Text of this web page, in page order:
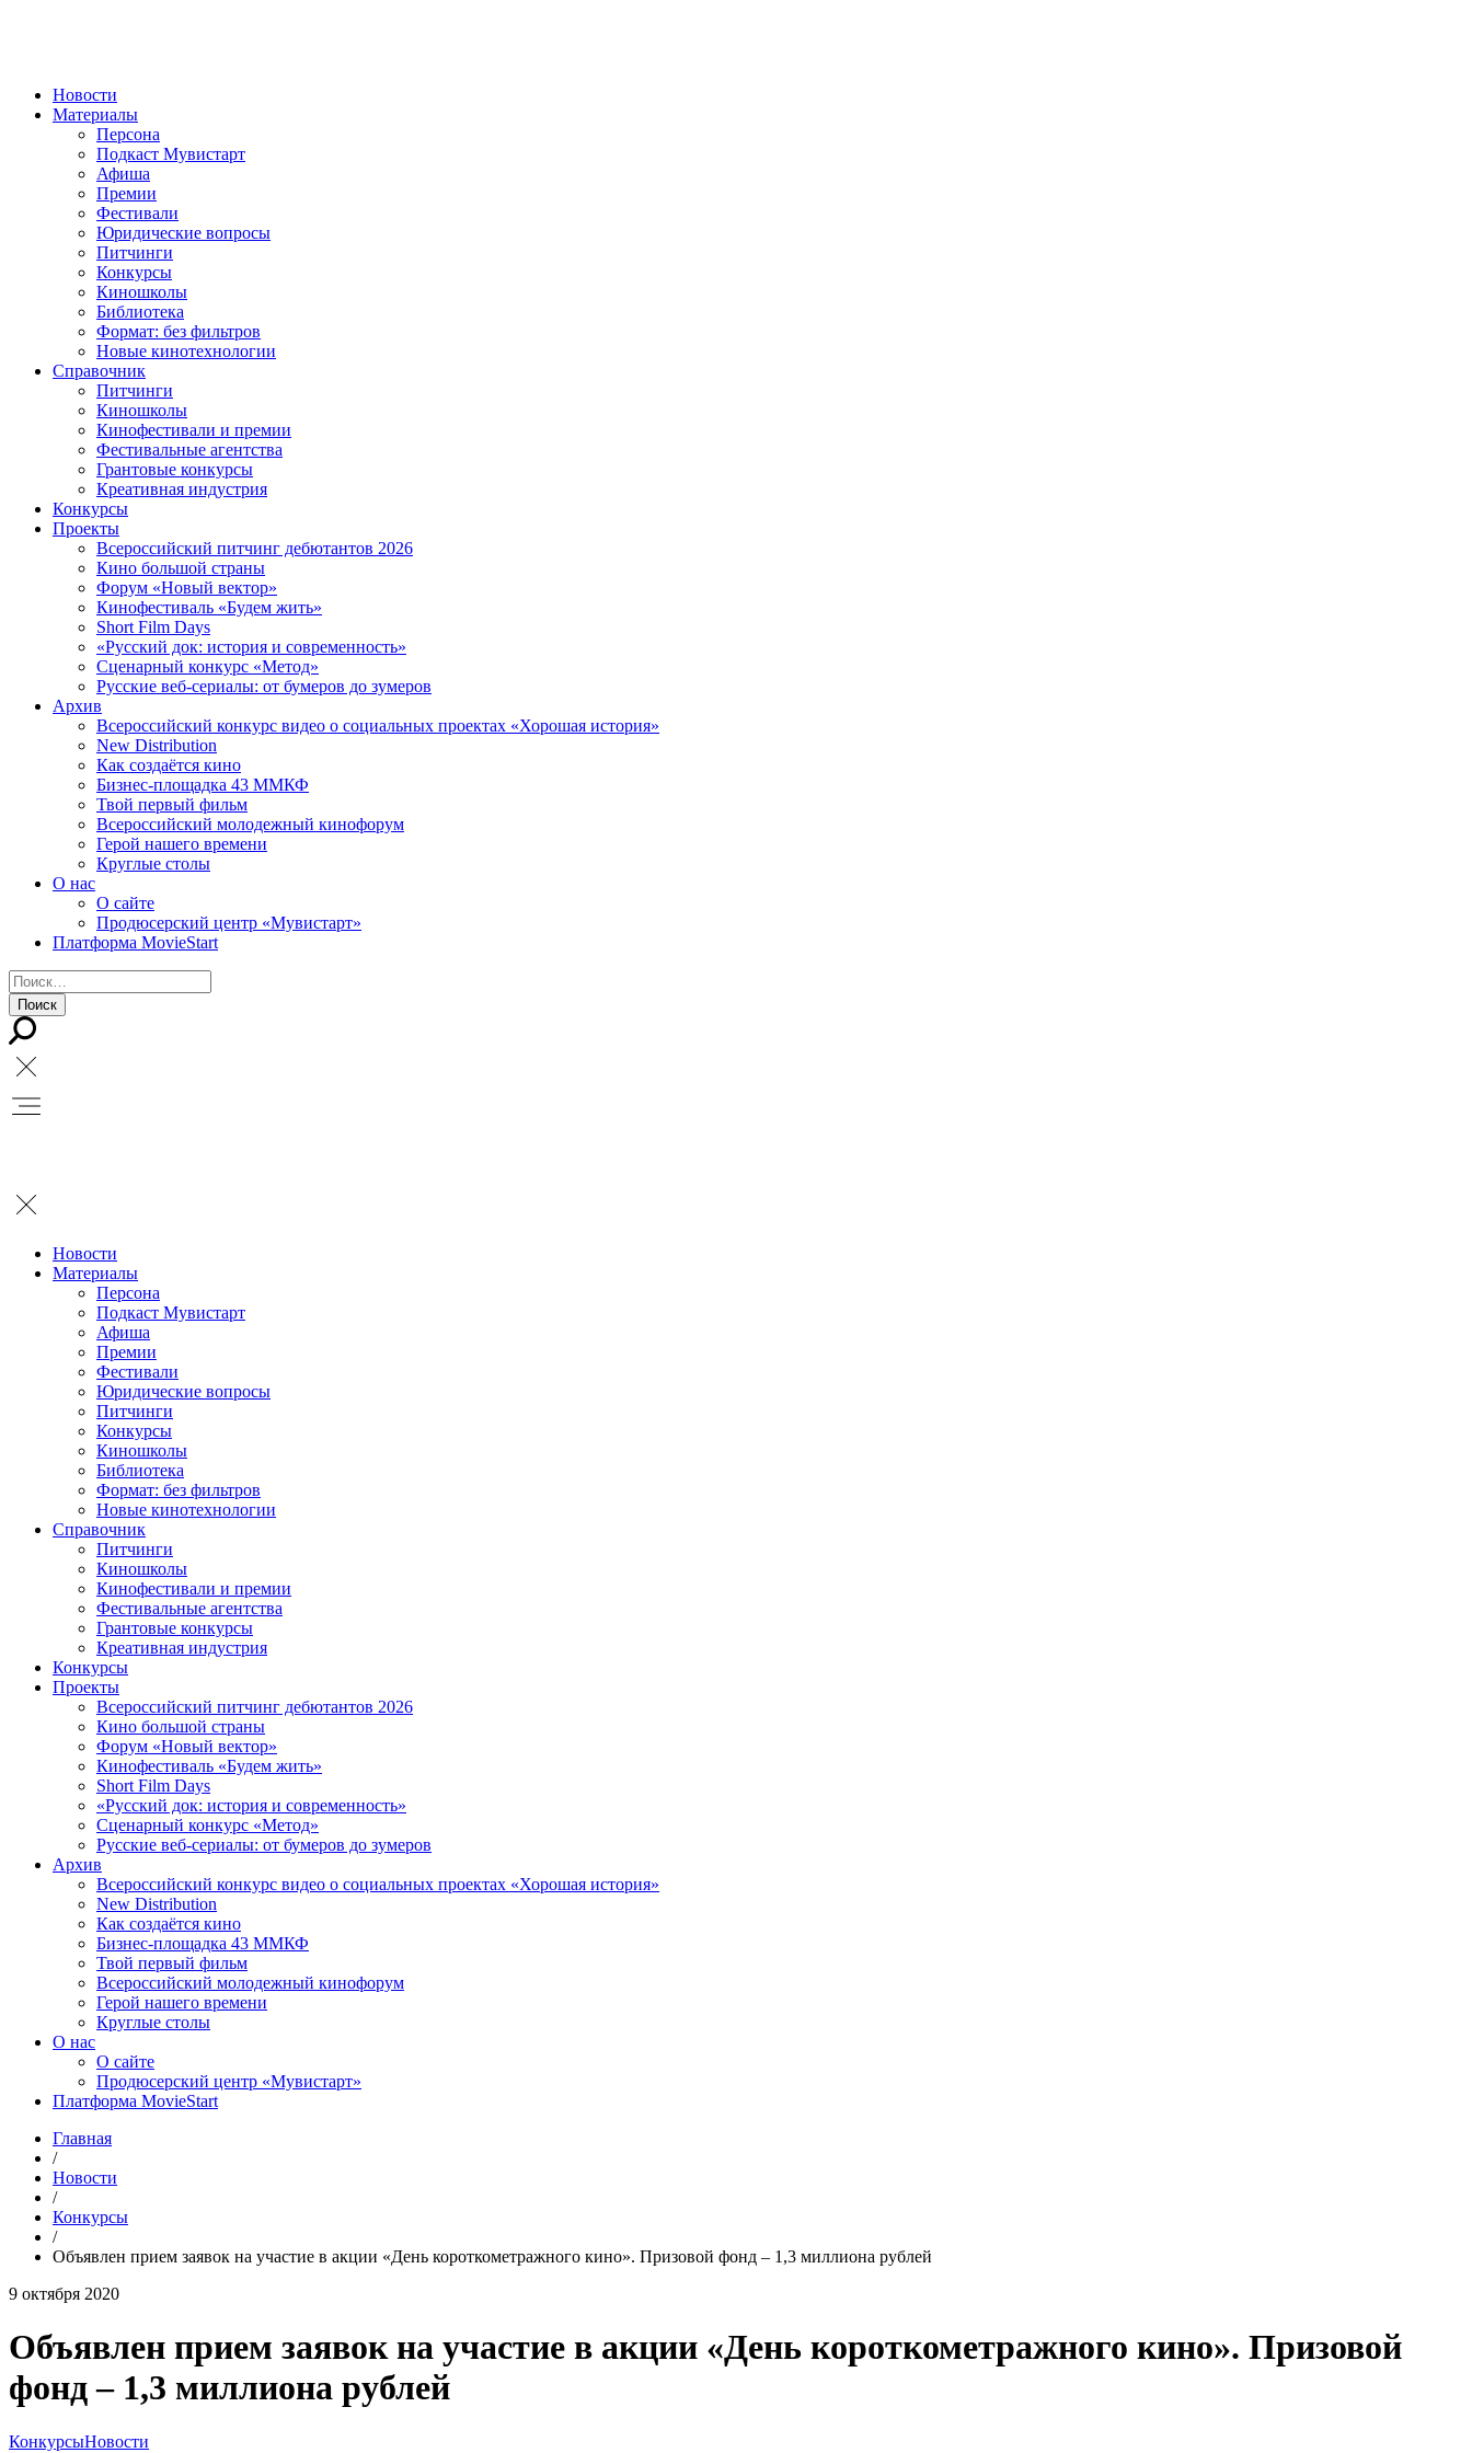
Новости
Материалы
Персона
Подкаст Мувистарт
Афиша
Премии
Фестивали
Юридические вопросы
Питчинги
Конкурсы
Киношколы
Библиотека
Формат: без фильтров
Новые кинотехнологии
Справочник
Питчинги
Киношколы
Кинофестивали и премии
Фестивальные агентства
Грантовые конкурсы
Креативная индустрия
Конкурсы
Проекты
Всероссийский питчинг дебютантов 2026
Кино большой страны
Форум «Новый вектор»
Кинофестиваль «Будем жить»
Short Film Days
«Русский док: история и современность»
Сценарный конкурс «Метод»
Русские веб-сериалы: от бумеров до зумеров
Архив
Всероссийский конкурс видео о социальных проектах «Хорошая история»
New Distribution
Как создаётся кино
Бизнес-площадка 43 ММКФ
Твой первый фильм
Всероссийский молодежный кинофорум
Герой нашего времени
Круглые столы
О нас
О сайте
Продюсерский центр «Мувистарт»
Платформа MovieStart
Новости
Материалы
Персона
Подкаст Мувистарт
Афиша
Премии
Фестивали
Юридические вопросы
Питчинги
Конкурсы
Киношколы
Библиотека
Формат: без фильтров
Новые кинотехнологии
Справочник
Питчинги
Киношколы
Кинофестивали и премии
Фестивальные агентства
Грантовые конкурсы
Креативная индустрия
Конкурсы
Проекты
Всероссийский питчинг дебютантов 2026
Кино большой страны
Форум «Новый вектор»
Кинофестиваль «Будем жить»
Short Film Days
«Русский док: история и современность»
Сценарный конкурс «Метод»
Русские веб-сериалы: от бумеров до зумеров
Архив
Всероссийский конкурс видео о социальных проектах «Хорошая история»
New Distribution
Как создаётся кино
Бизнес-площадка 43 ММКФ
Твой первый фильм
Всероссийский молодежный кинофорум
Герой нашего времени
Круглые столы
О нас
О сайте
Продюсерский центр «Мувистарт»
Платформа MovieStart
Главная
/
Новости
/
Конкурсы
/
Объявлен прием заявок на участие в акции «День короткометражного кино». Призовой фонд – 1,3 миллиона рублей
9 октября 2020
Объявлен прием заявок на участие в акции «День короткометражного кино». Призовой
фонд – 1,3 миллиона рублей
КонкурсыНовости